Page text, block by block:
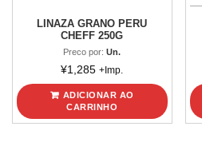
LINAZA GRANO PERU
CHEFF 250G
Preco por:Un.
¥1,285 +Imp.
ADICIONAR AO
CARRINHO